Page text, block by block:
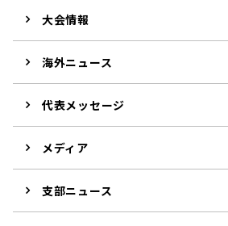
大会情報
海外ニュース
代表メッセージ
メディア
支部ニュース